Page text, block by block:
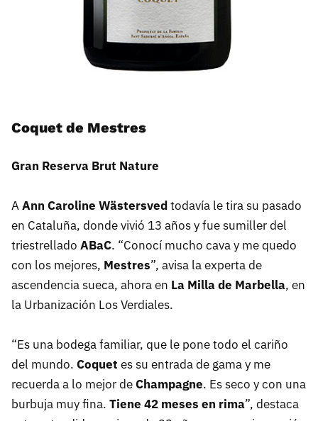
Coquet de Mestres
Gran Reserva Brut Nature
AAnn Caroline Wästersvedtodavía le tira su pasado
en Cataluña, donde vivió 13 años y fue sumiller del
triestrellado ABaC. “Conocí mucho cava y me quedo
con los mejores, Mestres”, avisa la experta de
ascendencia sueca, ahora en La Milla de Marbella, en
la Urbanización Los Verdiales.
“Es una bodega familiar, que le pone todo el cariño
del mundo. Coquet es su entrada de gama y me
recuerda a lo mejor deChampagne. Es seco y con una
burbuja muy fina. Tiene 42 meses en rima”, destaca